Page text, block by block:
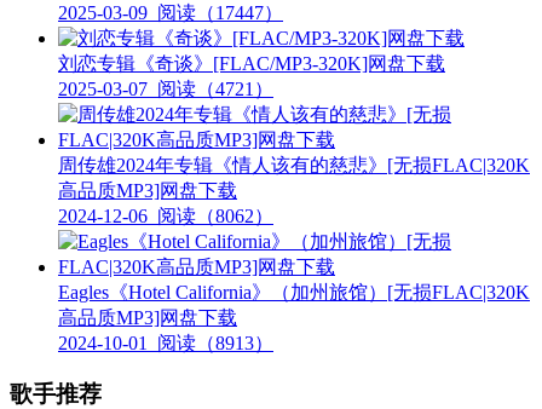
2025-03-09 阅读（17447）
刘恋专辑《奇谈》[FLAC/MP3-320K]网盘下载
2025-03-07 阅读（4721）
周传雄2024年专辑《情人该有的慈悲》[无损FLAC|320K
高品质MP3]网盘下载
2024-12-06 阅读（8062）
Eagles《Hotel California》（加州旅馆）[无损FLAC|320K
高品质MP3]网盘下载
2024-10-01
阅读（8913）
歌手推荐